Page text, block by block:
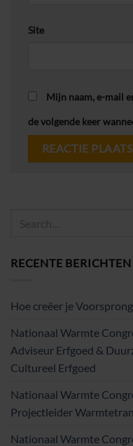
Site
Mijn naam, e-mail
de volgende keer
RECENTE BERICHTEN
Hoe creëer je
Nationaal Warmte
Adviseur Erfgoed &
Cultureel Erfgoed
Nationaal Warmte
Projectleider
Nationaal Warmte